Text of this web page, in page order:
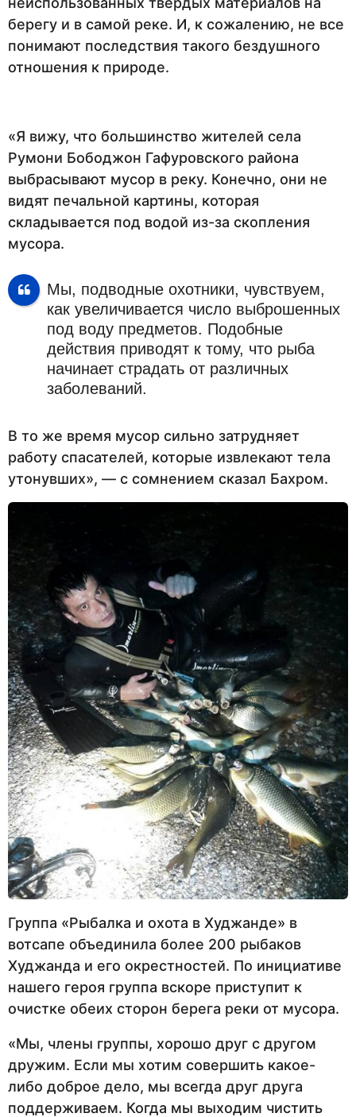
берегу и в самой реке. И, к сожалению, не все
понимают последствия такого бездушного
отношения к природе.
«Я вижу, что большинство жителей села
Румони Бободжон Гафуровского района
выбрасывают мусор в реку. Конечно, они не
видят печальной картины, которая
складывается под водой из-за скопления
мусора.
Мы, подводные охотники, чувствуем,
как увеличивается число выброшенных
под воду предметов. Подобные
действия приводят к тому, что рыба
начинает страдать от различных
заболеваний.
В то же время мусор сильно затрудняет
работу спасателей, которые извлекают тела
утонувших», — с сомнением сказал Бахром.
Группа «Рыбалка и охота в Худжанде» в
вотсапе объединила более 200 рыбаков
Худжанда и его окрестностей. По инициативе
нашего героя группа вскоре приступит к
очистке обеих сторон берега реки от мусора.
«Мы, члены группы, хорошо друг с другом
дружим. Если мы хотим совершить какое-
либо доброе дело, мы всегда друг друга
поддерживаем. Когда мы выходим чистить